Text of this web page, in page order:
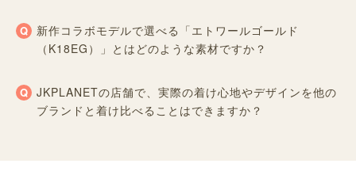
新作コラボモデルで選べる「エトワールゴールド
（K18EG）」とはどのような素材ですか？
JKPLANETの店舗で、実際の着け心地やデザインを他の
ブランドと着け比べることはできますか？